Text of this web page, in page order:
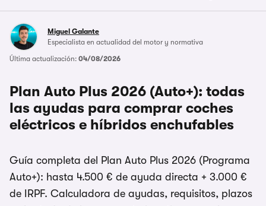
Miguel Galante
Especialista en actualidad del motor y normativa
Última actualización: 04/08/2026
Plan Auto Plus 2026 (Auto+): todas
las ayudas para comprar coches
eléctricos e híbridos enchufables
Guía completa del Plan Auto Plus 2026 (Programa
Auto+): hasta 4.500 € de ayuda directa + 3.000 €
de IRPF. Calculadora de ayudas, requisitos, plazos